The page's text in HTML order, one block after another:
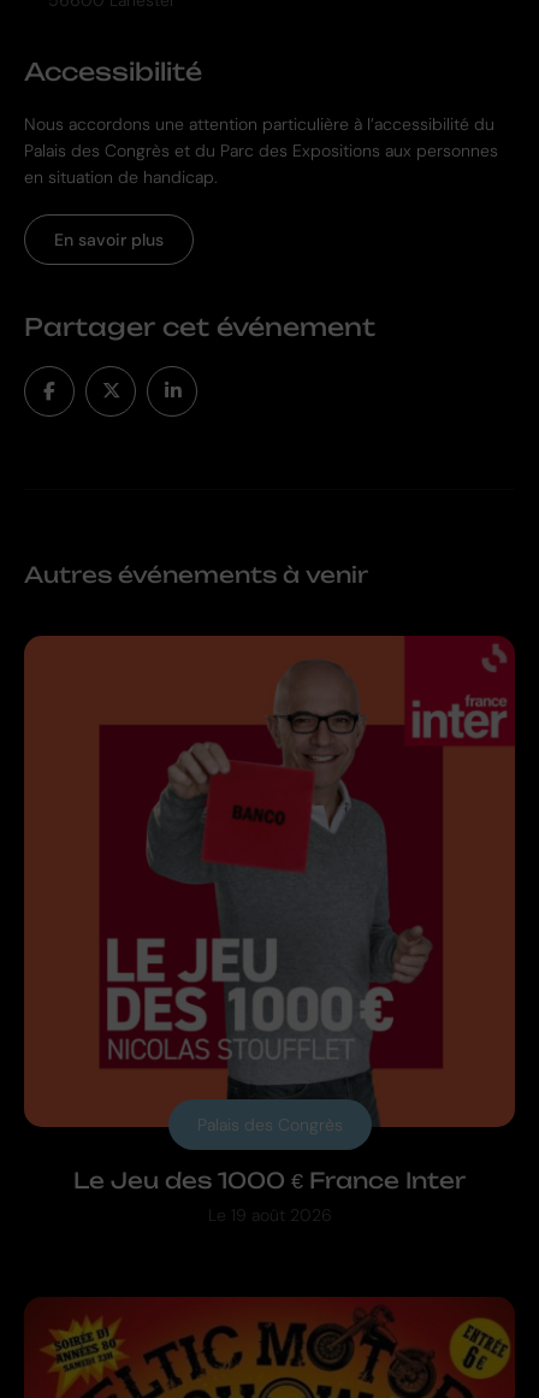
Accessibilité
Nous accordons une attention particulière à l’accessibilité du
Palais des Congrès et du Parc des Expositions aux personnes
en situation de handicap.
En savoir plus
Partager cet événement
Autres événements à venir
Le Jeu des 1000 € France Inter
Palais des Congrès
Le 19 août 2026